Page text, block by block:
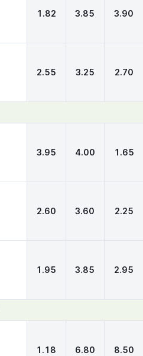
1.82 3.85 3.90
2.55 3.25 2.70
3.95 4.00 1.65
2.60 3.60 2.25
1.95 3.85 2.95
1.18 6.80 8.50